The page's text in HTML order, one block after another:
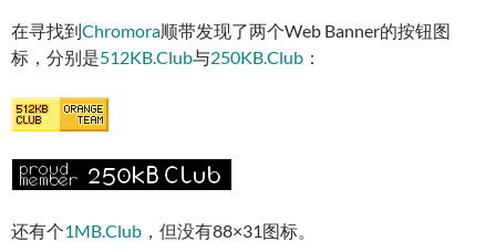
在寻找到Chromora顺带发现了两个Web Banner的按钮图
标，分别是512KB.Club与250KB.Club ：
还有个1MB.Club ，但没有88×31图标。